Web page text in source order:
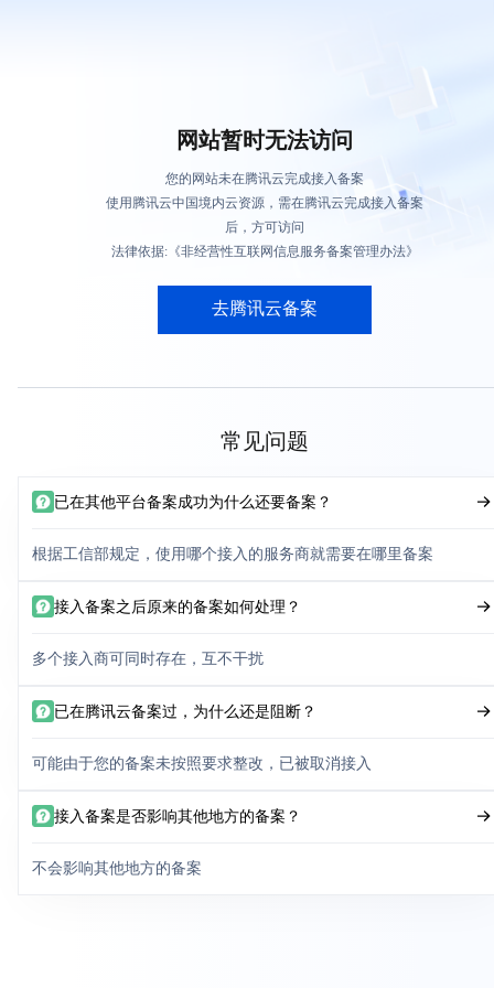
网站暂时无法访问
您的网站未在腾讯云完成接入备案
使用腾讯云中国境内云资源，需在腾讯云完成接入备案
后，方可访问
法律依据:《非经营性互联网信息服务备案管理办法》
去腾讯云备案
常见问题
已在其他平台备案成功为什么还要备案？
根据工信部规定，使用哪个接入的服务商就需要在哪里备案
接入备案之后原来的备案如何处理？
多个接入商可同时存在，互不干扰
已在腾讯云备案过，为什么还是阻断？
可能由于您的备案未按照要求整改，已被取消接入
接入备案是否影响其他地方的备案？
不会影响其他地方的备案